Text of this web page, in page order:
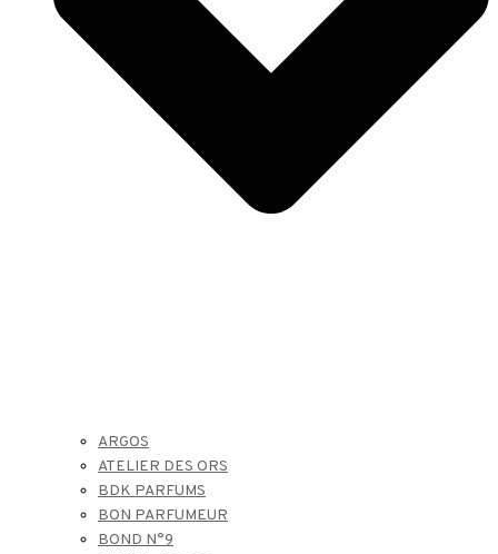
ARGOS
ATELIER DES ORS
BDK PARFUMS
BON PARFUMEUR
BOND N°9